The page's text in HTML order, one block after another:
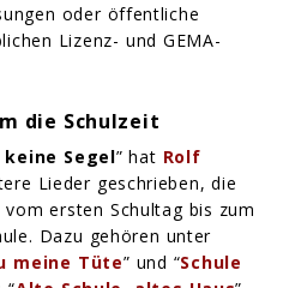
oder öffentliche
Lizenz- und GEMA-
die Schulzeit
Segel” hat Rolf
Lieder geschrieben, die
ersten Schultag bis zum
Dazu gehören unter
meine Tüte” und “Schule